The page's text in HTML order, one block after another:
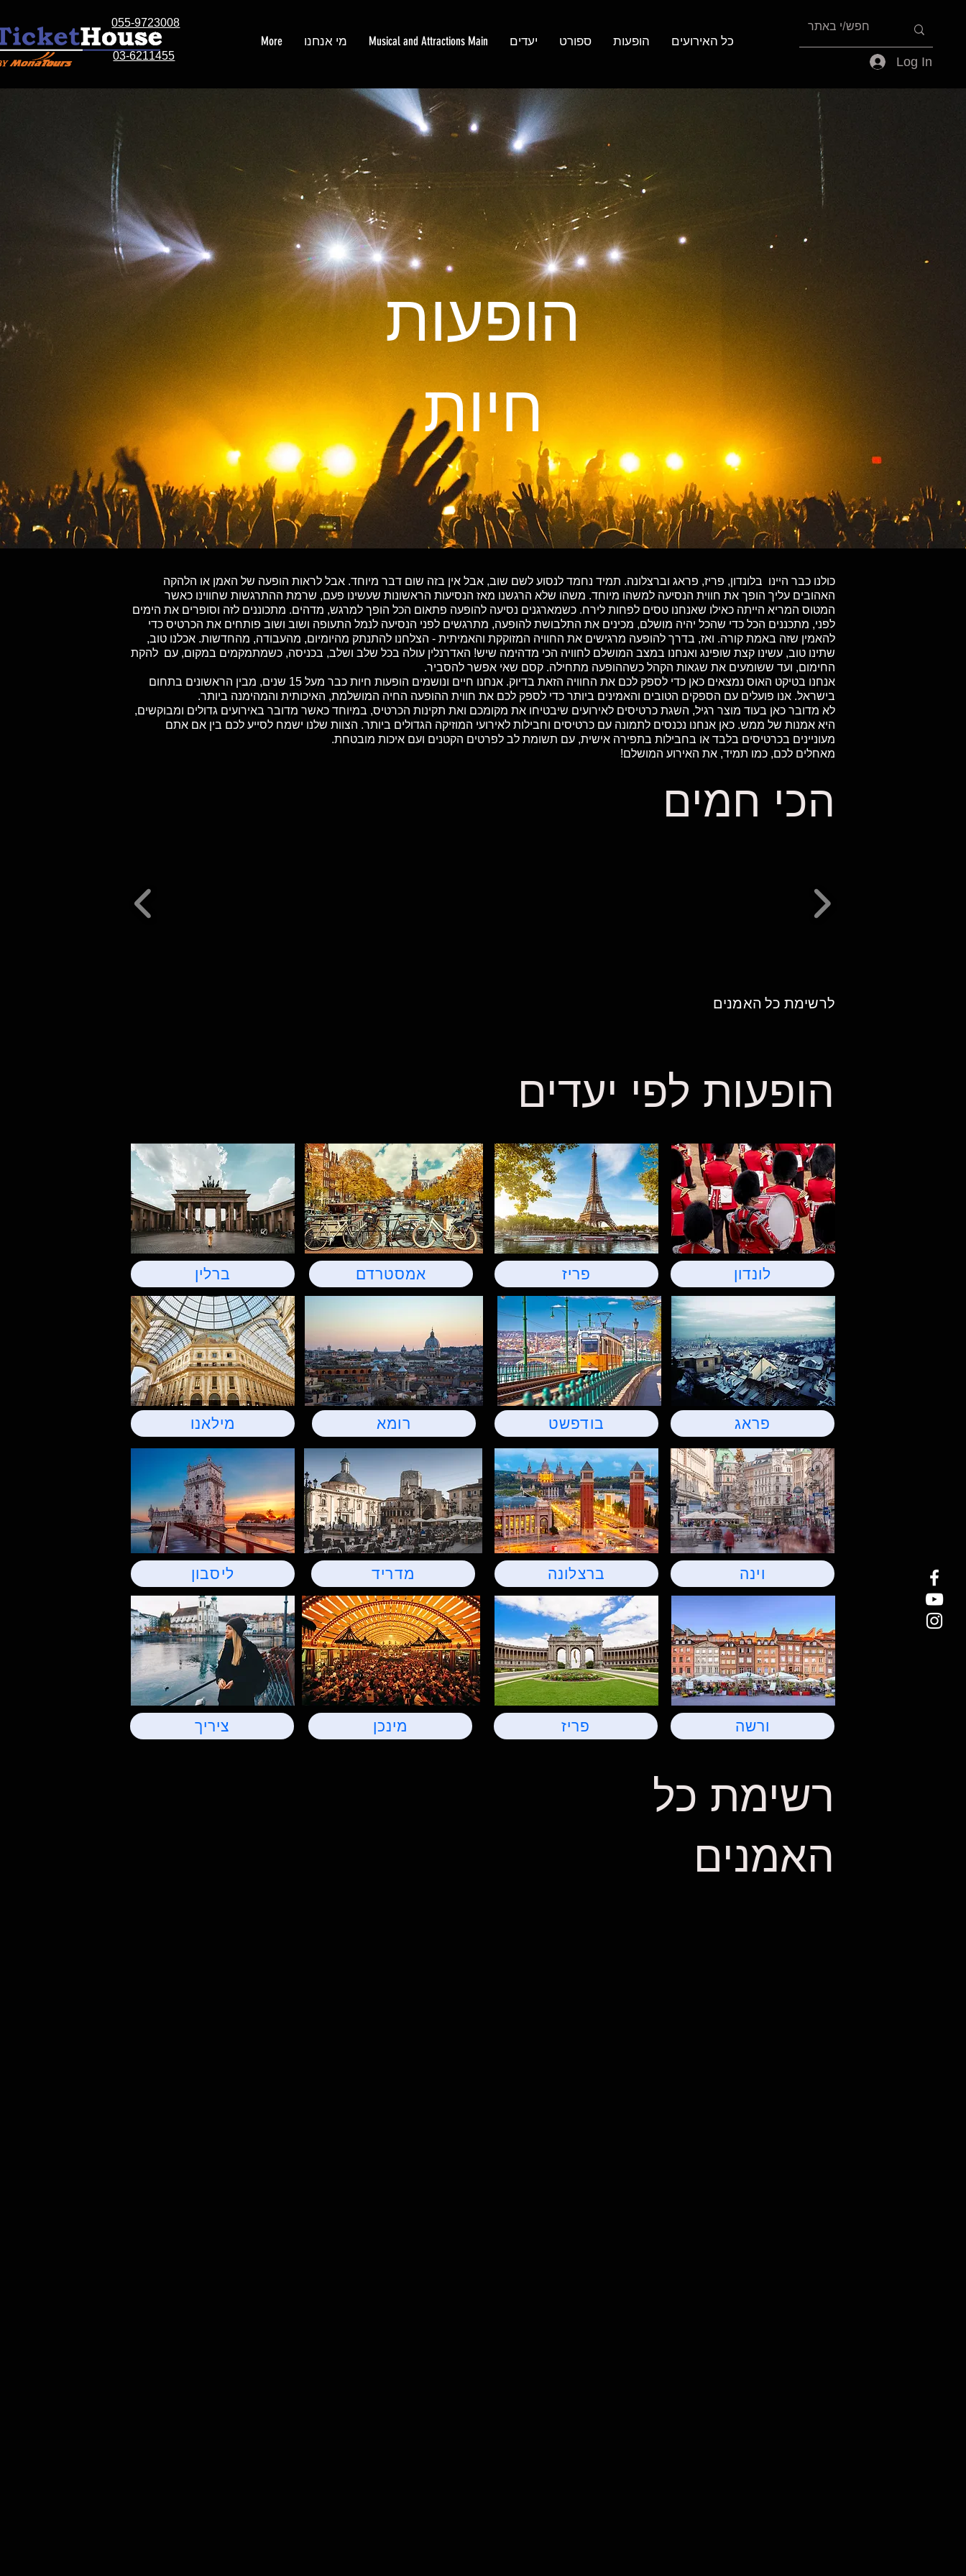
055-9723008
03-6211455
כל האירועים הופעות ספורט יעדים Musical and Attractions Main מי אנחנו
More
Log In
הופעות
חיות
כולנו כבר היינו בלונדון, פריז, פראג וברצלונה. תמיד נחמד לנסוע לשם שוב, אבל אין בזה שום דבר מיוחד. אבל לראות הופעה של האמן או הלהקה
האהובים עליך הופך את חווית הנסיעה למשהו מיוחד. משהו שלא הרגשנו מאז הנסיעות הראשונות שעשינו פעם, שרמת ההתרגשות שחווינו כאשר
המטוס המריא הייתה כאילו שאנחנו טסים לפחות לירח. כשמארגנים נסיעה להופעה פתאום הכל הופך למרגש, מדהים. מתכוננים לזה וסופרים את הימים
לפני, מתכננים הכל כדי שהכל יהיה מושלם, מכינים את התלבושת להופעה, מתרגשים לפני הנסיעה לנמל התעופה ושוב ושוב פותחים את הכרטיס כדי
להאמין שזה באמת קורה. ואז, בדרך להופעה מרגישים את החוויה המזוקקת והאמיתית - הצלחנו להתנתק מהיומיום, מהעבודה, מהחדשות. אכלנו טוב,
שתינו טוב, עשינו קצת שופינג ואנחנו במצב המושלם לחוויה הכי מדהימה שיש! האדרנלין עולה בכל שלב ושלב, בכניסה, כשמתמקמים במקום, עם להקת
החימום, ועד ששומעים את שגאות הקהל כשההופעה מתחילה. קסם שאי אפשר להסביר.
אנחנו בטיקט האוס נמצאים כאן כדי לספק לכם את החוויה הזאת בדיוק. אנחנו חיים ונושמים הופעות חיות כבר מעל 15 שנים, מבין הראשונים בתחום
בישראל. אנו פועלים עם הספקים הטובים והאמינים ביותר כדי לספק לכם את חווית ההופעה החיה המושלמת, האיכותית והמהימנה ביותר.
לא מדובר כאן בעוד מוצר רגיל, השגת כרטיסים לאירועים שיבטיחו את מקומכם ואת תקינות הכרטיס, במיוחד כאשר מדובר באירועים גדולים ומבוקשים,
היא אמנות של ממש. כאן אנחנו נכנסים לתמונה עם כרטיסים וחבילות לאירועי המוזיקה הגדולים ביותר. הצוות שלנו ישמח לסייע לכם בין אם אתם
מעוניינים בכרטיסים בלבד או בחבילות בתפירה אישית, עם תשומת לב לפרטים הקטנים ועם איכות מובטחת.
מאחלים לכם, כמו תמיד, את האירוע המושלם!
הכי חמים
לרשימת כל האמנים
הופעות לפי יעדים
ברלין
מילאנו
ליסבון
ציריך
אמסטרדם
רומא
מדריד
מינכן
פריז
בודפשט
לונדון
פראג
ברצלונה
פריז
וינה
ורשה
רשימת כל
האמנים